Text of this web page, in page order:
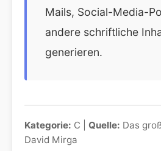
Mails, Social-Media-
andere schriftliche
generieren.
Kategorie: C | Quelle: Das
David Mirga